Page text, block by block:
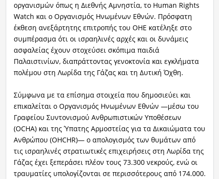
οργανισμών όπως η Διεθνής Αμνηστία, το Human Rights
Watch και ο Οργανισμός Ηνωμένων Εθνών. Πρόσφατη
έκθεση ανεξάρτητης επιτροπής του ΟΗΕ κατέληξε στο
συμπέρασμα ότι οι ισραηλινές αρχές και οι δυνάμεις
ασφαλείας έχουν στοχεύσει σκόπιμα παιδιά
Παλαιστινίων, διαπράττοντας γενοκτονία και εγκλήματα
πολέμου στη Λωρίδα της Γάζας και τη Δυτική Όχθη.
Σύμφωνα με τα επίσημα στοιχεία που δημοσιεύει και
επικαλείται ο Οργανισμός Ηνωμένων Εθνών —μέσω του
Γραφείου Συντονισμού Ανθρωπιστικών Υποθέσεων
(OCHA) και της Ύπατης Αρμοστείας για τα Δικαιώματα του
Ανθρώπου (OHCHR)— ο απολογισμός των θυμάτων από
τις ισραηλινές στρατιωτικές επιχειρήσεις στη Λωρίδα της
Γάζας έχει ξεπεράσει πλέον τους 73.300 νεκρούς, ενώ οι
τραυματίες υπολογίζονται σε περισσότερους από 174.000.